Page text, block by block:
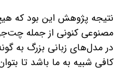
نتیجه پژوهش این بود که
مصنوعی کنونی از جمله
در مدل‌های زبانی بزرگ به‌
کافی شبیه به ما باشد تا